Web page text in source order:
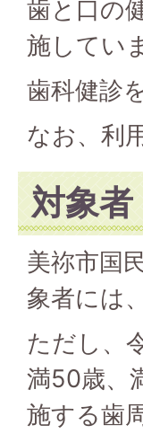
歯と口の
施してい
歯科健診
なお、利
対象者
美祢市国
象者には
ただし、
満50歳、
施する歯